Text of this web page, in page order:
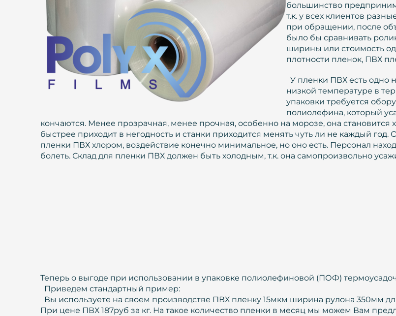
большинство
т.к. у всех клиентов
при обращении, после
было бы сравнивать
ширины или стоимость
плотности пленок, ПВХ
У пленки ПВХ есть одно
низкой температуре в
упаковки требуется
полиолефина, который
кончаются. Менее прозрачная, менее прочная, особенно на морозе, она становится
быстрее приходит в негодность и станки приходится менять чуть ли не каждый
пленки ПВХ хлором, воздействие конечно минимальное, но оно есть. Персонал
болеть. Склад для пленки ПВХ должен быть холодным, т.к. она самопроизвольно
Теперь о выгоде при использовании в упаковке полиолефиновой (ПОФ)
Приведем стандартный пример:
Вы используете на своем производстве ПВХ пленку 15мкм ширина рулона 350мм
При цене ПВХ 187руб за кг. На такое количество пленки в месяц мы можем Вам